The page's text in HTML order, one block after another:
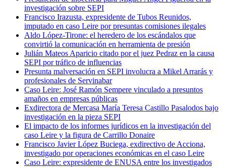
investigación sobre SEPI
Francisco Irazusta, expresidente de Tubos Reunidos,
imputado en caso Leire por presuntas comisiones ilegales
Aldo López-Tirone: el heredero de los escándalos que
convirtió la comunicación en herramienta de presión
Julián Mateos Aparicio citado por el juez Pedraz en la causa
SEPI por tráfico de influencias
Presunta malversación en SEPI involucra a Mikel Arrarás y
profesionales de Servinabar
Caso Leire: José Ramón Sempere vinculado a presuntos
amaños en empresas públicas
Exdirectora de Mercasa María Teresa Castillo Pasalodos bajo
investigación en la pieza SEPI
El impacto de los informes jurídicos en la investigación del
caso Leire y la figura de Carrillo Donaire
Francisco Javier López Buciega, exdirectivo de Acciona,
investigado por operaciones económicas en el caso Leire
Caso Leire: expresidente de ENUSA entre los investigados